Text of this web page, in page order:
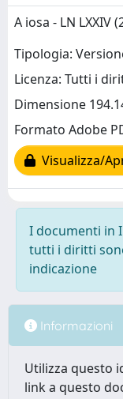
A iosa - LN LXXIV
Tipologia:
Licenza: Tutti i
Dimensione
Formato Adobe
Visualizza/
I documenti in
tutti i diritti
indicazione
Informazioni
Utilizza questo
link a questo